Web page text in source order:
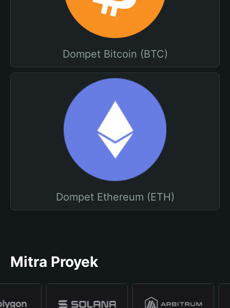
Dompet Bitcoin (BTC)
Dompet Ethereum (ETH)
Mitra Proyek